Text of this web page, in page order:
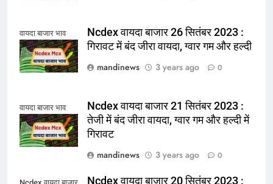
वायदा बाजार भाव
Ncdex वायदा बाजार 26 सितंबर 2023 :
गिरावट में बंद जीरा वायदा, ग्वार गम और हल्दी
mandinews
3 years ago 0
वायदा बाजार भाव
Ncdex वायदा बाजार 21 सितंबर 2023 :
तेजी में बंद जीरा वायदा, ग्वार गम और हल्दी में
गिरावट
mandinews
3 years ago 0
Ncdex वायदा बाजार 20 सितंबर 2023 :